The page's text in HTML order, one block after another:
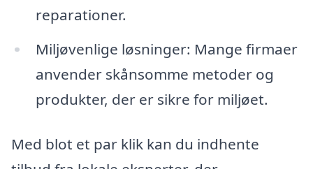
reparationer.
Miljøvenlige løsninger: Mange firmaer
anvender skånsomme metoder og
produkter, der er sikre for miljøet.
Med blot et par klik kan du indhente